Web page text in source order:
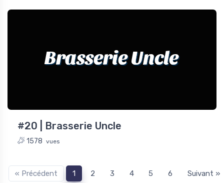
Brasserie Uncle
#20 | Brasserie Uncle
1578 vues
« Précédent 1 2 3 4 5 6 Suivant »